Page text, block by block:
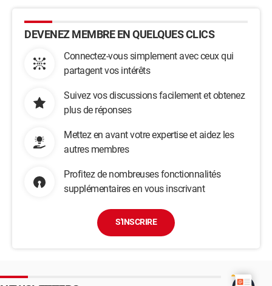
DEVENEZ MEMBRE EN QUELQUES CLICS
Connectez-vous simplement avec ceux qui
partagent vos intérêts
Suivez vos discussions facilement et obtenez
plus de réponses
Mettez en avant votre expertise et aidez les
autres membres
Profitez de nombreuses fonctionnalités
supplémentaires en vous inscrivant
S'INSCRIRE